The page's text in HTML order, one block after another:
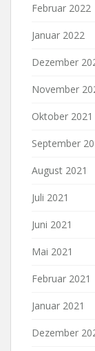
Februar 2022
Januar 2022
Dezember
November
Oktober 2021
September
August 2021
Juli 2021
Juni 2021
Mai 2021
Februar 2021
Januar 2021
Dezember